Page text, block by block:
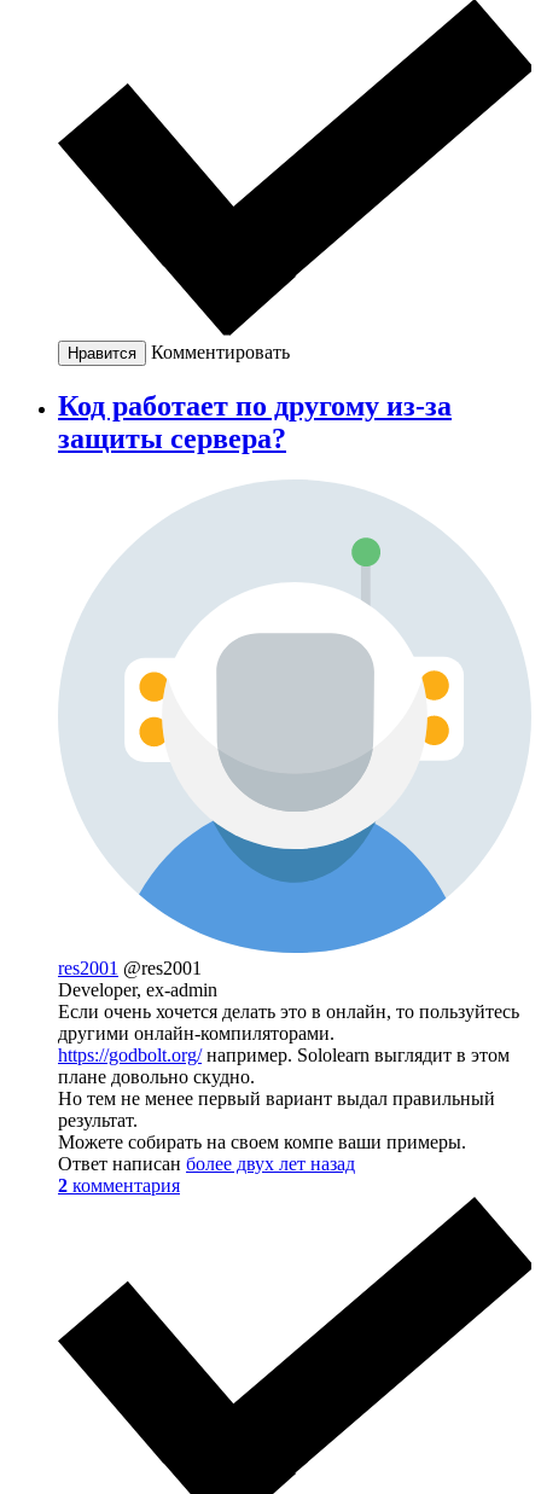
Нравится Комментировать
Код работает по другому из-за
защиты сервера?
res2001 @res2001
Developer, ex-admin
Если очень хочется делать это в онлайн, то пользуйтесь
другими онлайн-компиляторами.
https://godbolt.org/например. Sololearn выглядит в этом
плане довольно скудно.
Но тем не менее первый вариант выдал правильный
результат.
Можете собирать на своем компе ваши примеры.
Ответ написан более двух лет назад
2 комментария